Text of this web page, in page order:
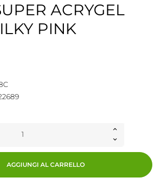
ACRYGEL
PINK
AGGIUNGI AL CARRELLO